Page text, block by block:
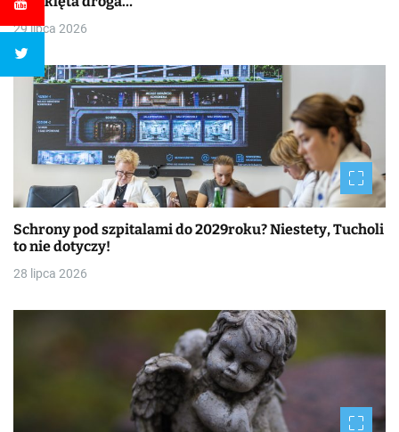
29 lipca 2026
Schrony pod szpitalami do 2029roku? Niestety, Tucholi
to nie dotyczy!
28 lipca 2026